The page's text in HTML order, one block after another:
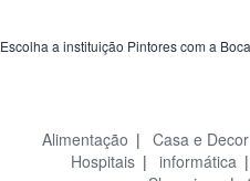
Escolha a instituição Pintores com a
Alimentação | Casa e Decor
Hospitais| informática|